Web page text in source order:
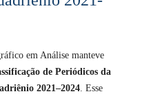
em Análise manteve
de Periódicos da
2021–2024 . Esse